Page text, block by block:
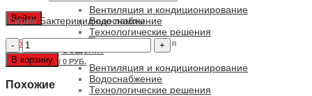
Войти
Забыли пароль? Запомнить меня
0ПУНКТОВ / 0 РУБ.
Вентиляция и кондиционирование
Водоснабжение
Технологические решения
Общепит
Вентиляция и кондиционирование
Водоснабжение
Технологические решения
Серия Бактерицидные лампы
Количество
товара
GH4-
В корзину
Похожие